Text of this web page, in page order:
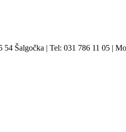
54 Šalgočka | Tel: 031 786 11 05 |